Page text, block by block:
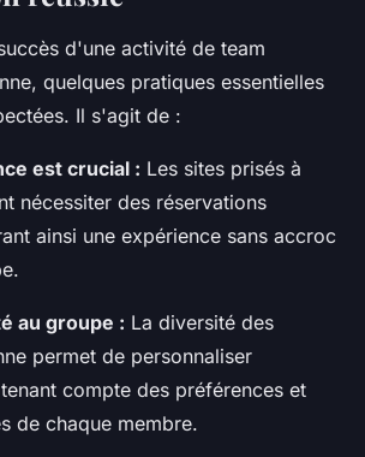
d'une activité de team
quelques pratiques essentielles
Il s'agit de :
est crucial : Les sites prisés à
nécessiter des réservations
ainsi une expérience sans accroc
au groupe : La diversité des
permet de personnaliser
compte des préférences et
de chaque membre.